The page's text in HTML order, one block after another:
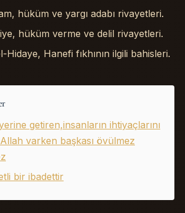
hüküm ve yargı adabı rivayetleri.
hüküm verme ve delil rivayetleri.
Hidaye, Hanefi fıkhının ilgili bahisleri.
getiren,insanların ihtiyaçlarını
varken başkası övülmez
bir ibadettir